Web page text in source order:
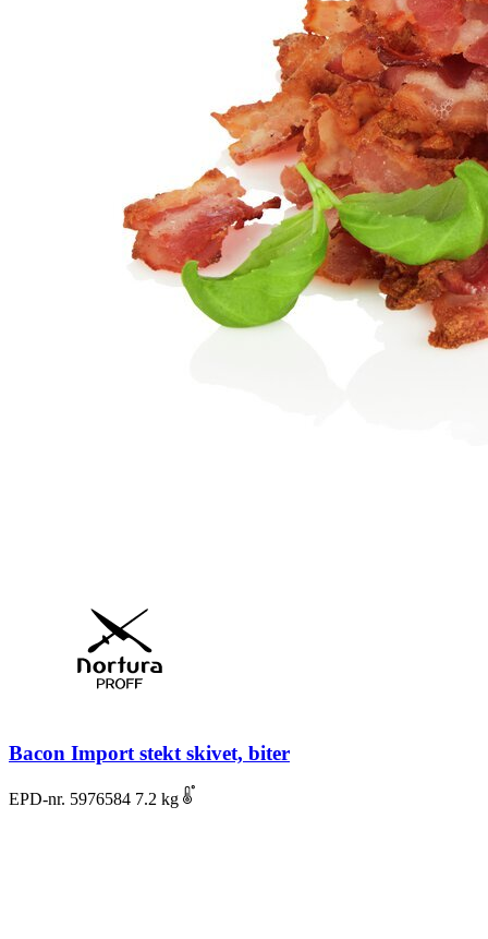
Bacon Import stekt skivet, biter
EPD-nr. 5976584 7.2 kg